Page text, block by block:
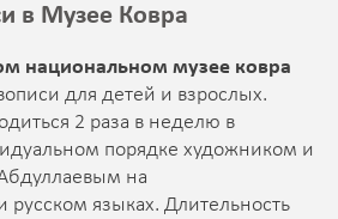
в Музее Ковра
национальном музее ковра
для детей и взрослых.
2 раза в неделю в
порядке художником и
на
языках. Длительность